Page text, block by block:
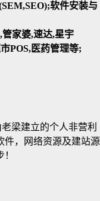
软件安装与
家婆,速达,星宇
POS,医药管理等;
梁建立的个人非营利
件，网络资源及建站源